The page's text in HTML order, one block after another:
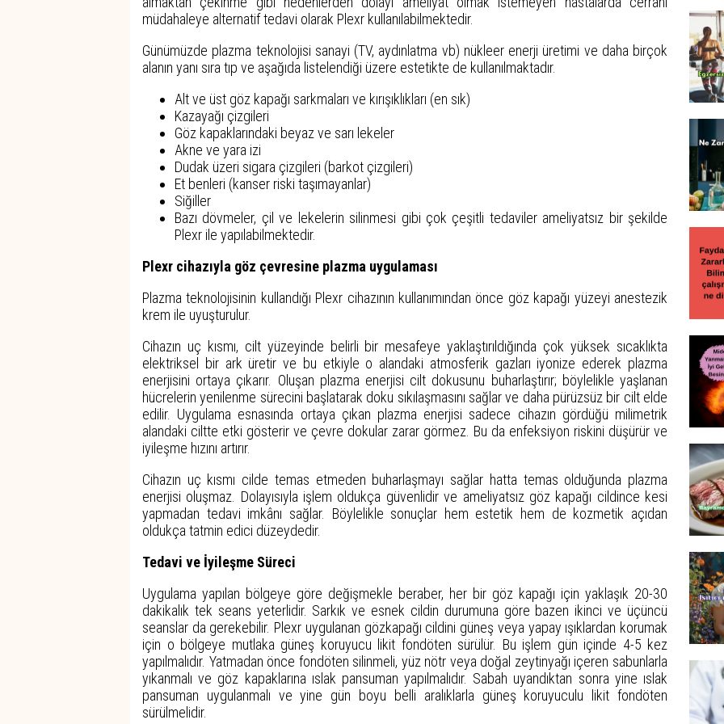
müdahaleye alternatif tedavi olarak Plexr kullanılabilmektedir.
Günümüzde plazma teknolojisi sanayi (TV, aydınlatma vb) nükleer enerji üretimi ve daha birçok
alanın yanı sıra tıp ve aşağıda listelendiği üzere estetikte de kullanılmaktadır.
Alt ve üst göz kapağı sarkmaları ve kırışıklıkları (en sık)
Kazayağı çizgileri
Göz kapaklarındaki beyaz ve sarı lekeler
Akne ve yara izi
Dudak üzeri sigara çizgileri (barkot çizgileri)
Et benleri (kanser riski taşımayanlar)
Siğiller
Bazı dövmeler, çil ve lekelerin silinmesi gibi çok çeşitli tedaviler ameliyatsız bir şekilde
Plexr ile yapılabilmektedir.
Plexr cihazıyla göz çevresine plazma uygulaması
Plazma teknolojisinin kullandığı Plexr cihazının kullanımından önce göz kapağı yüzeyi anestezik
krem ile uyuşturulur.
Cihazın uç kısmı, cilt yüzeyinde belirli bir mesafeye yaklaştırıldığında çok yüksek sıcaklıkta
elektriksel bir ark üretir ve bu etkiyle o alandaki atmosferik gazları iyonize ederek plazma
enerjisini ortaya çıkarır. Oluşan plazma enerjisi cilt dokusunu buharlaştırır; böylelikle yaşlanan
hücrelerin yenilenme sürecini başlatarak doku sıkılaşmasını sağlar ve daha pürüzsüz bir cilt elde
edilir. Uygulama esnasında ortaya çıkan plazma enerjisi sadece cihazın gördüğü milimetrik
alandaki ciltte etki gösterir ve çevre dokular zarar görmez. Bu da enfeksiyon riskini düşürür ve
iyileşme hızını artırır.
Cihazın uç kısmı cilde temas etmeden buharlaşmayı sağlar hatta temas olduğunda plazma
enerjisi oluşmaz. Dolayısıyla işlem oldukça güvenlidir ve ameliyatsız göz kapağı cildince kesi
yapmadan tedavi imkânı sağlar. Böylelikle sonuçlar hem estetik hem de kozmetik açıdan
oldukça tatmin edici düzeydedir.
Tedavi ve İyileşme Süreci
Uygulama yapılan bölgeye göre değişmekle beraber, her bir göz kapağı için yaklaşık 20-30
dakikalık tek seans yeterlidir. Sarkık ve esnek cildin durumuna göre bazen ikinci ve üçüncü
seanslar da gerekebilir. Plexr uygulanan gözkapağı cildini güneş veya yapay ışıklardan korumak
için o bölgeye mutlaka güneş koruyucu likit fondöten sürülür. Bu işlem gün içinde 4-5 kez
yapılmalıdır. Yatmadan önce fondöten silinmeli, yüz nötr veya doğal zeytinyağı içeren sabunlarla
yıkanmalı ve göz kapaklarına ıslak pansuman yapılmalıdır. Sabah uyandıktan sonra yine ıslak
pansuman uygulanmalı ve yine gün boyu belli aralıklarla güneş koruyuculu likit fondöten
sürülmelidir.